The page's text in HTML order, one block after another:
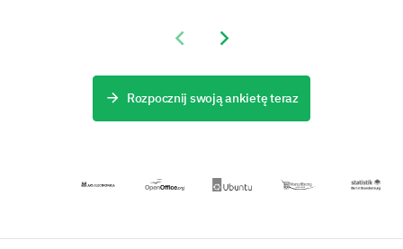
How old are you?
w celu oceny
kompleksowemu
ankiety.
strategicznie
Previous slide
Next slide
Rozpocznij swoją ankietę teraz